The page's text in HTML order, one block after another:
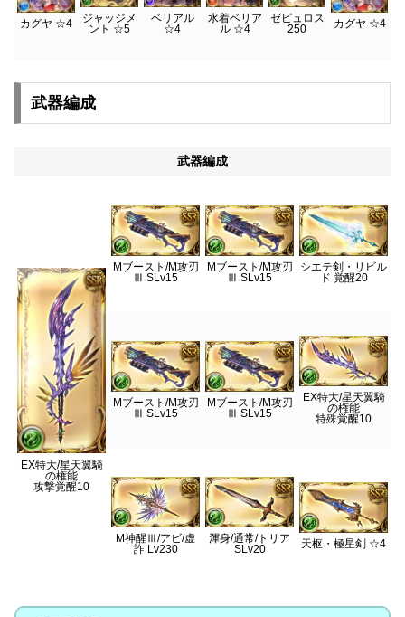
カグヤ ☆4
ジャッジメ
ント ☆5
ベリアル
☆4
水着ベリア
ル ☆4
ゼピュロス
250
カグヤ ☆4
武器編成
武器編成
EX特大/星天翼騎
の権能
攻撃覚醒10
Mブースト/M攻刃
Ⅲ SLv15
Mブースト/M攻刃
Ⅲ SLv15
シエテ剣・リビル
ド 覚醒20
Mブースト/M攻刃
Ⅲ SLv15
Mブースト/M攻刃
Ⅲ SLv15
EX特大/星天翼騎
の権能
特殊覚醒10
M神醒Ⅲ/アビ/虚
詐 Lv230
渾身/通常/トリア
SLv20
天枢・極星剣 ☆4